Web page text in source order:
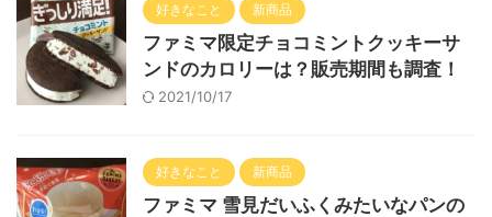
好きなこと 新商品
ファミマ限定チョコミントクッキーサ
ンドのカロリーは？販売期間も調査！
2021/10/17
好きなこと 新商品
ファミマ 雪見だいふくみたいなパンの